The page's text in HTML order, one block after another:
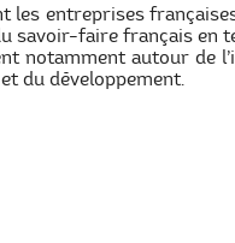
les entreprises
savoir-faire français en
notamment autour de
du développement.